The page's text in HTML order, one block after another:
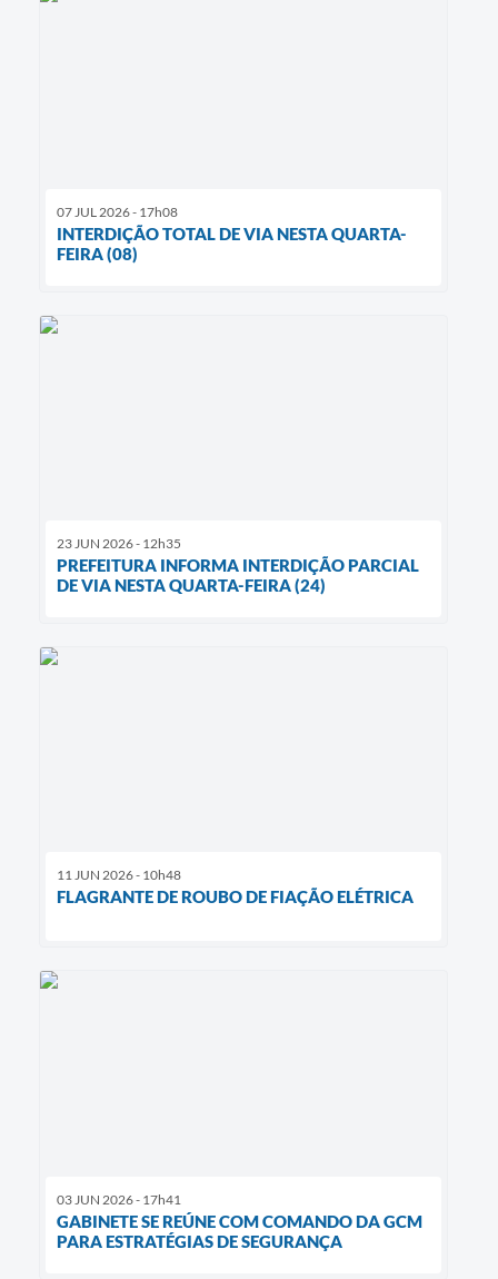
07 JUL 2026 - 17h08
INTERDIÇÃO TOTAL DE VIA NESTA QUARTA-
FEIRA (08)
23 JUN 2026 - 12h35
PREFEITURA INFORMA INTERDIÇÃO PARCIAL
DE VIA NESTA QUARTA-FEIRA (24)
11 JUN 2026 - 10h48
FLAGRANTE DE ROUBO DE FIAÇÃO ELÉTRICA
03 JUN 2026 - 17h41
GABINETE SE REÚNE COM COMANDO DA GCM
PARA ESTRATÉGIAS DE SEGURANÇA